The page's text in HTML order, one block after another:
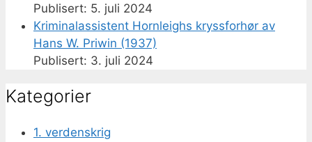
5. juli 2024
Kriminalassistent Hornleighs kryssforhør av
Hans W. Priwin (1937)
3. juli 2024
Kategorier
1. verdenskrig